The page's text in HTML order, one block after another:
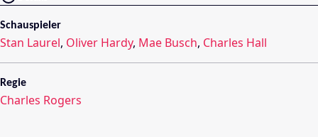
Schauspieler
Stan Laurel, Oliver Hardy, Mae Busch, Charles Hall
Regie
Charles Rogers